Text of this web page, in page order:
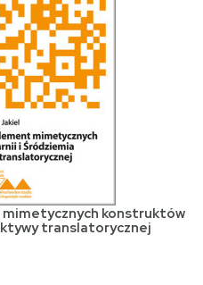
konstruktów
translatorycznej